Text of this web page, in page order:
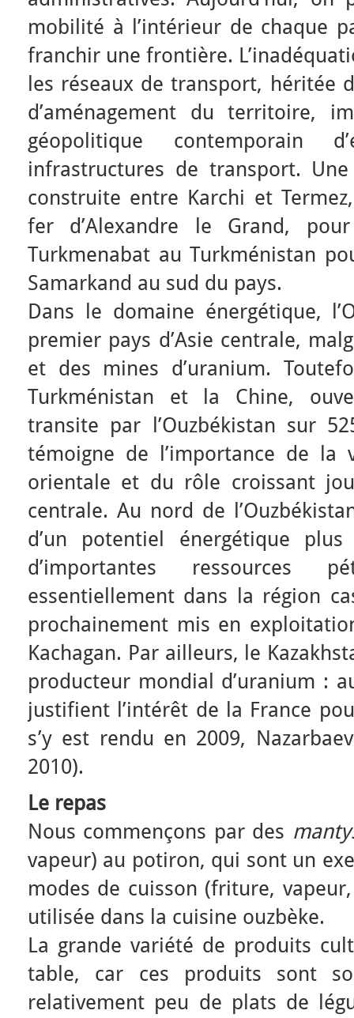
mobilité à l’intérieur de chaque
franchir une frontière.
les réseaux de transport, héritée
d’aménagement du territoire,
géopolitique contemporain
infrastructures de transport.
construite entre Karchi et
fer d’Alexandre le Grand,
Turkmenabat au Turkménistan
Samarkand au sud du pays.
Dans le domaine énergétique,
premier pays d’Asie centrale,
et des mines d’uranium.
Turkménistan et la Chine,
transite par l’Ouzbékistan sur
témoigne de l’importance de la
orientale et du rôle croissant
centrale. Au nord de
d’un potentiel énergétique
d’importantes ressources
essentiellement dans la région
prochainement mis en
Kachagan. Par ailleurs, le
producteur mondial d’uranium :
justifient l’intérêt de la France
s’y est rendu en 2009,
2010).
Le repas
Nous commençons par des
vapeur) au potiron, qui sont un
modes de cuisson (friture,
utilisée dans la cuisine ouzbèke.
La grande variété de produits
table, car ces produits sont
relativement peu de plats de